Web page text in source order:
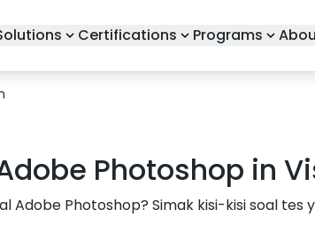
Certifications Programs
Photoshop in
Photoshop? Simak kisi-kisi soal tes